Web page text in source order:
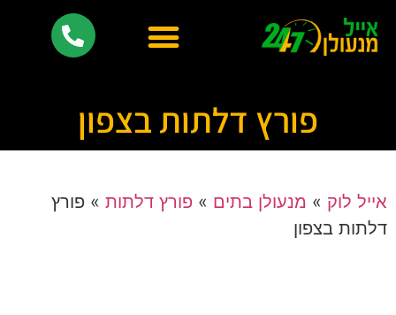
פורץ דלתות בצפון
אייל לוק » מנעולן בתים » פורץ דלתות » פורץ
דלתות בצפון